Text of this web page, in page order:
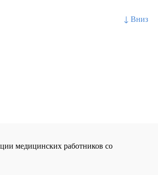
↓ Вниз
медицинских работников со